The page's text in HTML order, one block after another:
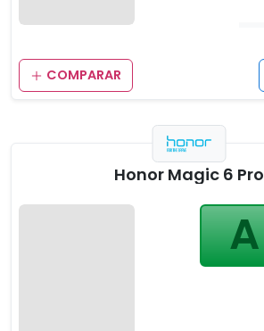
COMPARAR
Honor Magic 6 Pro
A